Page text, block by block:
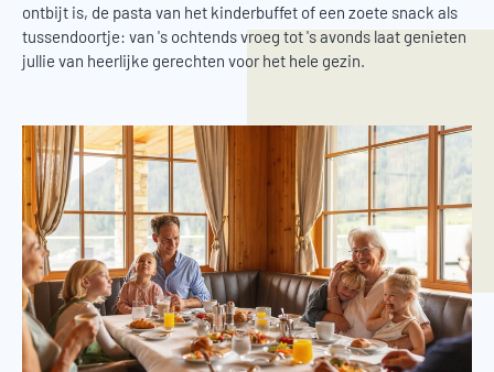
ontbijt is, de pasta van het kinderbuffet of een zoete snack als
tussendoortje: van 's ochtends vroeg tot 's avonds laat genieten
jullie van heerlijke gerechten voor het hele gezin.